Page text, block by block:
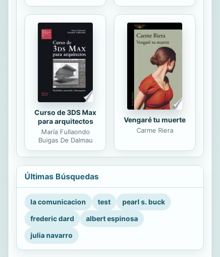
Curso de 3DS Max
para arquitectos
María Fullaondo
Buigas De Dalmau
Vengaré tu muerte
Carme Riera
Últimas Búsquedas
la comunicacion test
pearl s. buck
frederic dard
albert espinosa
julia navarro